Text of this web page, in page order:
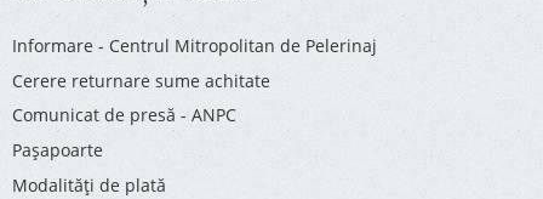
Informare - Centrul Mitropolitan de Pelerinaj
Cerere returnare sume achitate
Comunicat de presă - ANPC
Pașapoarte
Modalități de plată